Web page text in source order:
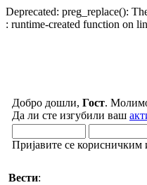
Deprecated: preg_replace():
: runtime-created function on
Добро дошли, Гост.
Да ли сте изгубили ваш
Пријавите се
Вести: